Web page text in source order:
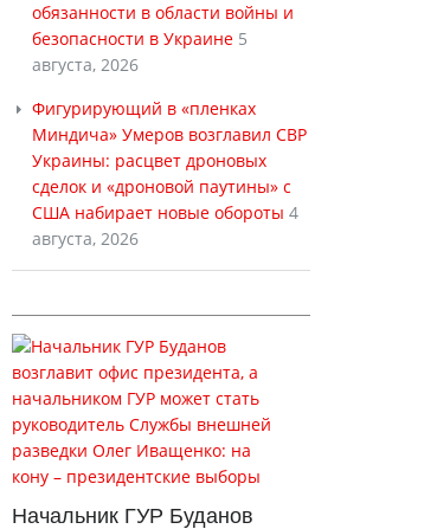
обязанности в области войны и
безопасности в Украине 5
августа, 2026
Фигурирующий в «пленках
Миндича» Умеров возглавил СВР
Украины: расцвет дроновых
сделок и «дроновой паутины» с
США набирает новые обороты 4
августа, 2026
Начальник ГУР Буданов